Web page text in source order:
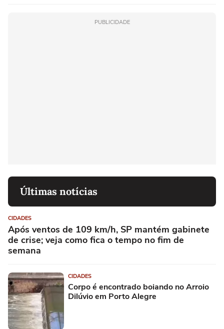
PUBLICIDADE
Últimas notícias
CIDADES
Após ventos de 109 km/h, SP mantém gabinete
de crise; veja como fica o tempo no fim de
semana
CIDADES
Corpo é encontrado boiando no Arroio
Dilúvio em Porto Alegre